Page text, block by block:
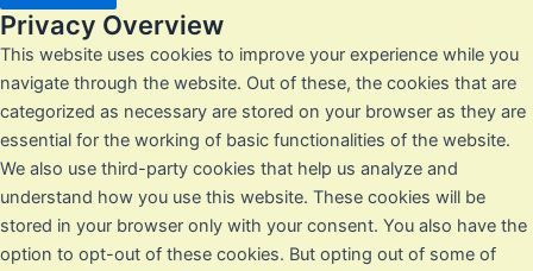
Privacy Overview
This website uses cookies to improve your experience while you
navigate through the website. Out of these, the cookies that are
categorized as necessary are stored on your browser as they are
essential for the working of basic functionalities of the website.
We also use third-party cookies that help us analyze and
understand how you use this website. These cookies will be
stored in your browser only with your consent. You also have the
option to opt-out of these cookies. But opting out of some of